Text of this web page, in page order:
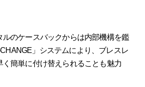
のケースバックからは内部機構を鑑
」システムにより、ブレスレ
く簡単に付け替えられることも魅力